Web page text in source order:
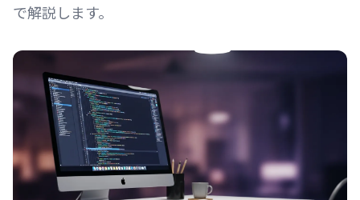
で解説します。